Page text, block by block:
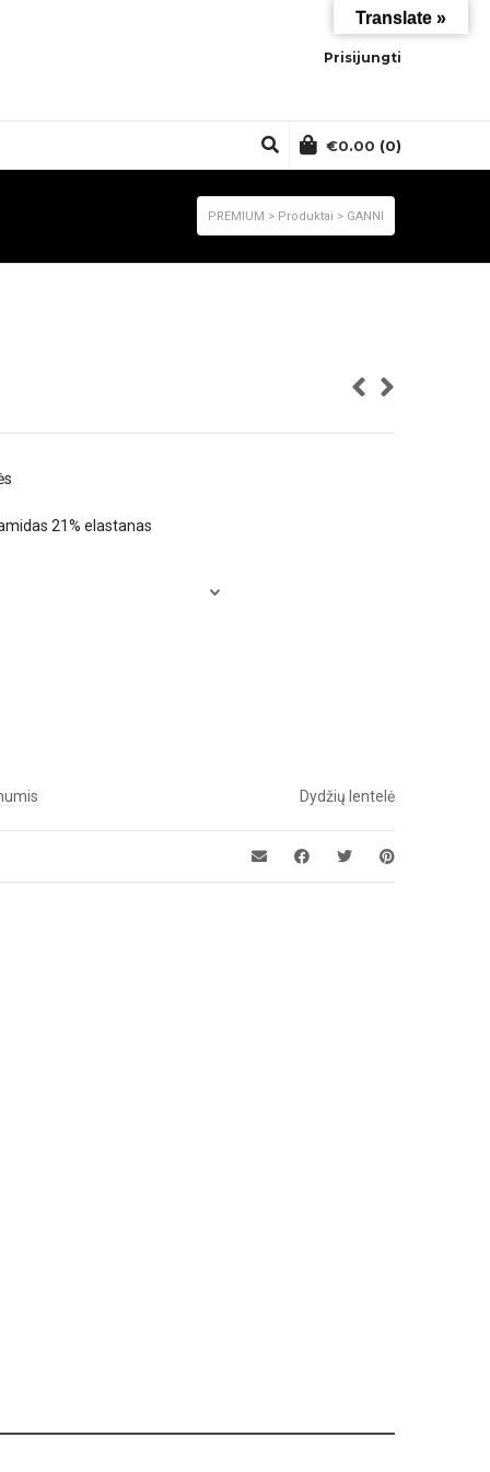
Prisijungti
€0.00 (0)
PREMIUM > Produktai > GANNI
21% elastanas
Dydžių lentelė
Translate »